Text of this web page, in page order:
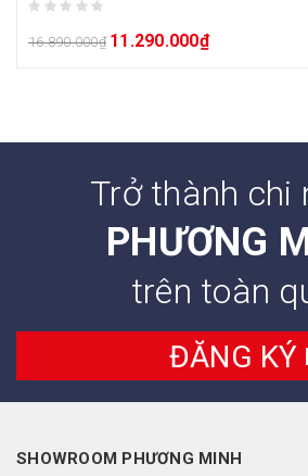
16.890.000₫ 11.290.000₫
Trở thành chi
PHƯƠNG
trên toàn
ĐĂNG KÝ
SHOWROOM PHƯƠNG MINH